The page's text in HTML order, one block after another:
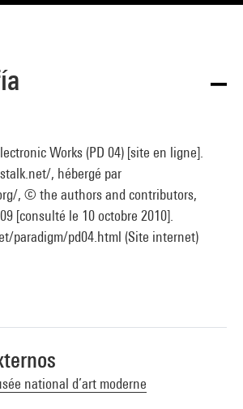
Works (PD 04) [site en ligne].
, hébergé par
, © the authors and contributors,
[consulté le 10 octobre 2010].
paradigm/pd04.html (Site internet)
national d’art moderne